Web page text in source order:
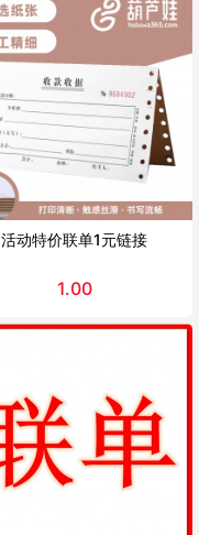
活动特价联单1元链接
1.00